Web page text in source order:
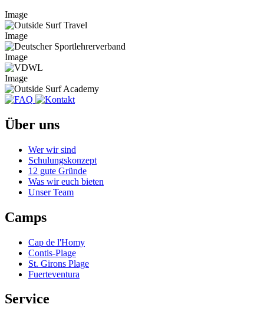
Image
Image
Image
Image
Über uns
Wer wir sind
Schulungskonzept
12 gute Gründe
Was wir euch bieten
Unser Team
Camps
Cap de l'Homy
Contis-Plage
St. Girons Plage
Fuerteventura
Service